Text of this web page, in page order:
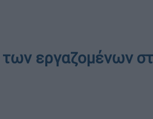
εργαζομένων